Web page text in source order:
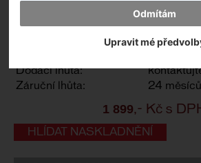
Odmítám
Upravit mé
Výrobce:
Dodací lhůta:
Záruční lhůta:
24 měsíců
1 899,- Kč s
HLÍDAT NASKLADNĚNÍ